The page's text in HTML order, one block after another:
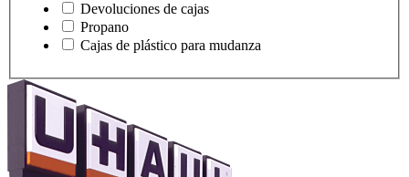
Devoluciones de cajas
Propano
Cajas de plástico para mudanza